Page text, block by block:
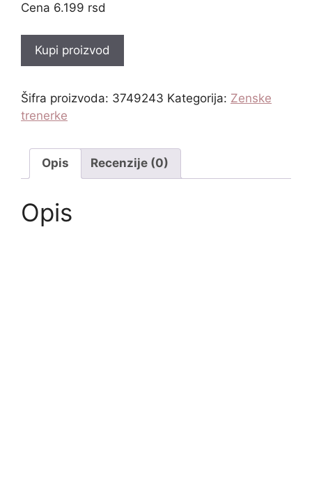
6.199 rsd
Kupi proizvod
Šifra proizvoda: 3749243 Kategorija: Zenske
trenerke
Opis Recenzije (0)
Opis